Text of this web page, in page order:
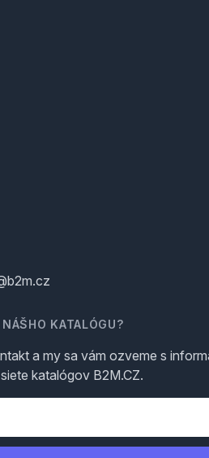
KATALÓGU?
a my sa vám ozveme s
katalógov B2M.CZ.